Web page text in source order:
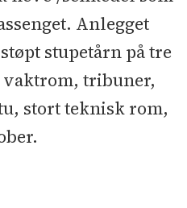
lUE Stålbasseng:
lUE
ArntsenlUE
Bauelemente
flisarbeider og
Anlegget
stupetårn på tre
vaktrom, tribuner,
stort teknisk rom,